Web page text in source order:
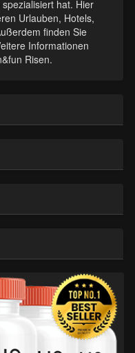
hat. Hier
Urlauben, Hotels,
finden Sie
Informationen
Risen.